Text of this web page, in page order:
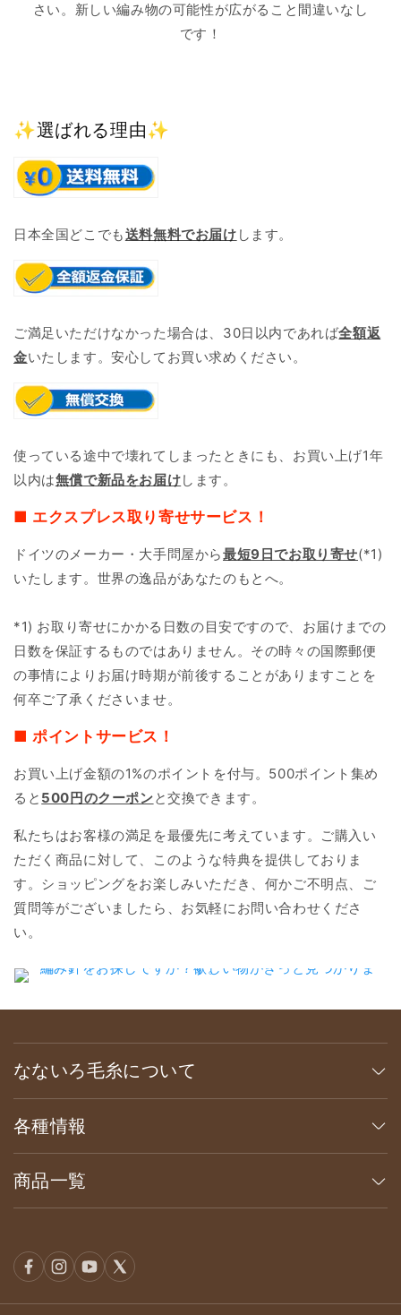
さい。新しい編み物の可能性が広がること間違いなし
です！
✨選ばれる理由✨
日本全国どこでも送料無料でお届け します。
ご満足いただけなかった場合は、30日以内であれば全額返
金いたします。安心してお買い求めください。
使っている途中で壊れてしまったときにも、お買い上げ1年
以内は無償で新品をお届けします。
■ エクスプレス取り寄せサービス！
ドイツのメーカー・大手問屋から最短9日でお取り寄せ(*1)
いたします。世界の逸品があなたのもとへ。
*1) お取り寄せにかかる日数の目安ですので、お届けまでの
日数を保証するものではありません。その時々の国際郵便
の事情によりお届け時期が前後することがありますことを
何卒ご了承くださいませ。
■ ポイントサービス！
お買い上げ金額の1%のポイントを付与。500ポイント集め
ると 500円のクーポンと交換できます。
私たちはお客様の満足を最優先に考えています。ご購入い
ただく商品に対して、このような特典を提供しておりま
す。ショッピングをお楽しみいただき、何かご不明点、ご
質問等がございましたら、お気軽にお問い合わせくださ
い。
なないろ毛糸について
各種情報
商品一覧